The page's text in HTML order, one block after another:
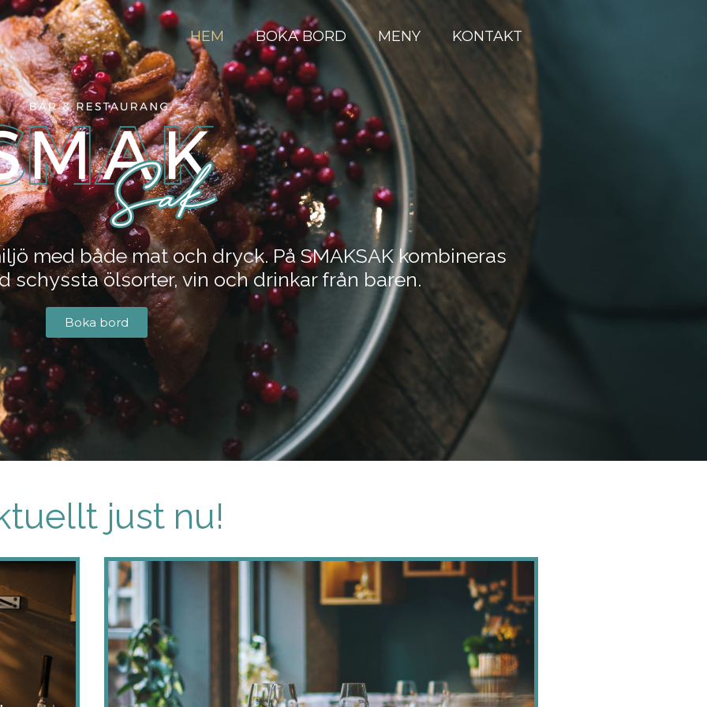
HEM BOKA BORD MENY KONTAKT
med både mat och dryck. På SMAKSAK kombineras
schyssta ölsorter, vin och drinkar från baren.
Boka bord
just nu!